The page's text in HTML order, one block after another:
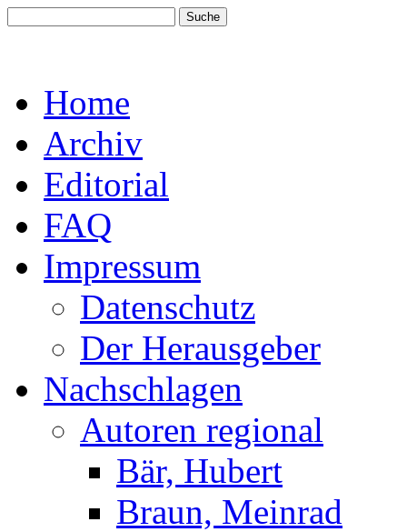
Home
Archiv
Editorial
FAQ
Impressum
Datenschutz
Der Herausgeber
Nachschlagen
Autoren regional
Bär, Hubert
Braun, Meinrad